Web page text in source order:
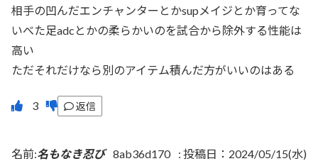
相手の凹んだエンチャンターとかsupメイジとか育ってな
いべた足adcとかの柔らかいのを試合から除外する性能は
高い
ただそれだけなら別のアイテム積んだ方がいいのはある
返信
名前:名もなき忍び 8ab36d170 : 投稿日：2024/05/15(水)